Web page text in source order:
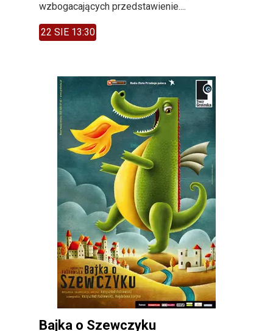
wzbogacających przedstawienie....
22 SIE 13:30
Bajka o Szewczyku